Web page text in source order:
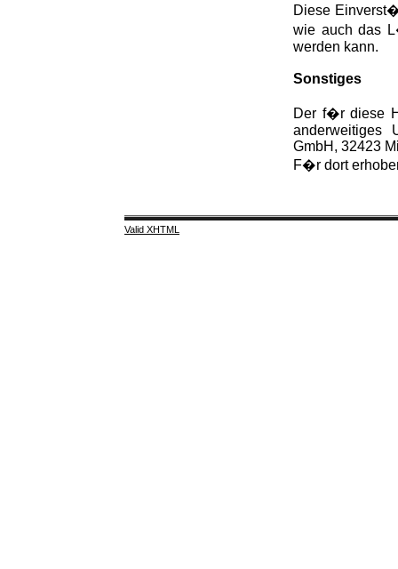
Diese
wie auch das
werden kann.
Sonstiges
Der f�r diese
anderweitiges
GmbH, 32423
F�r dort
Valid XHTML